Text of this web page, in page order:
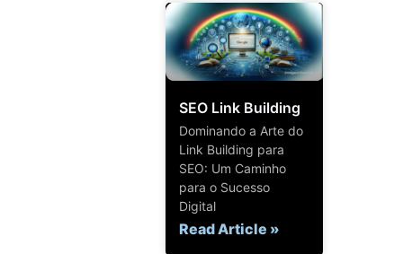
SEO Link Building
Dominando a Arte do
Link Building para
SEO: Um Caminho
para o Sucesso
Digital
Read Article »